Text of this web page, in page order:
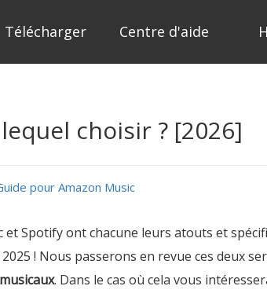
Télécharger Centre d'aide
choisir ? [2026]
pour Amazon Music
Spotify ont chacune leurs atouts et
! Nous passerons en revue ces deux
. Dans le cas où cela vous